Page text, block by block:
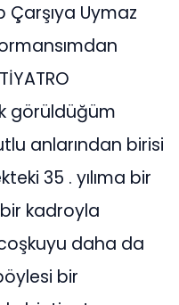
Çarşıya Uymaz
görüldüğüm
anlarından birisi
35 . yılıma bir
kadroyla
daha da
bir